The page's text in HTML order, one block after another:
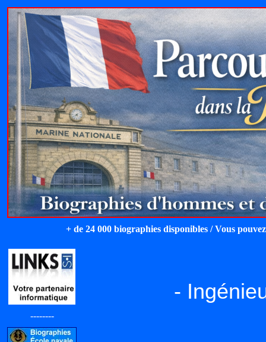
+ de 24 000 biographies disponibles / Vous
--------
-